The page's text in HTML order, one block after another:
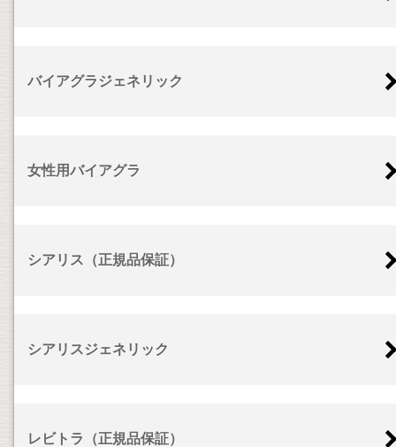
バイアグラジェネリック
女性用バイアグラ
シアリス（正規品保証）
シアリスジェネリック
レビトラ（正規品保証）